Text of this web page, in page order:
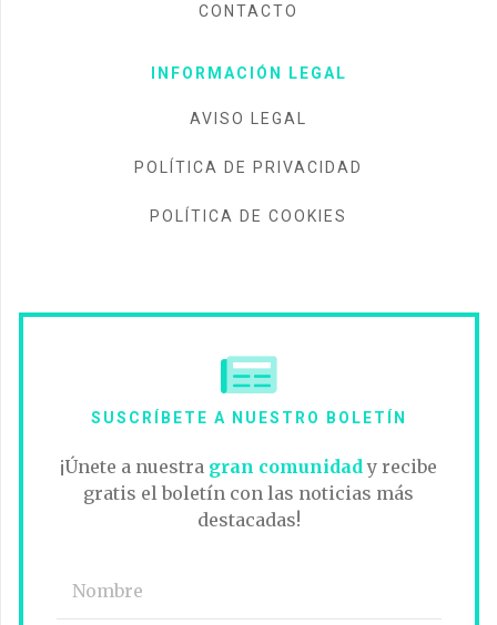
CONTACTO
INFORMACIÓN LEGAL
AVISO LEGAL
POLÍTICA DE PRIVACIDAD
POLÍTICA DE COOKIES
SUSCRÍBETE A NUESTRO BOLETÍN
¡Únete a nuestra gran comunidad y recibe
gratis el boletín con las noticias más
destacadas!